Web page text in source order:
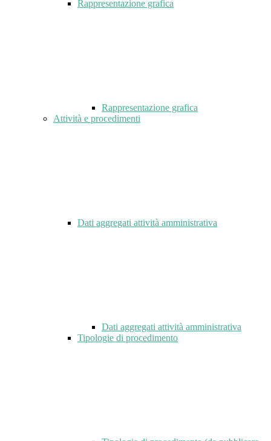
Rappresentazione grafica
Rappresentazione grafica
Attività e procedimenti
Dati aggregati attività amministrativa
Dati aggregati attività amministrativa
Tipologie di procedimento